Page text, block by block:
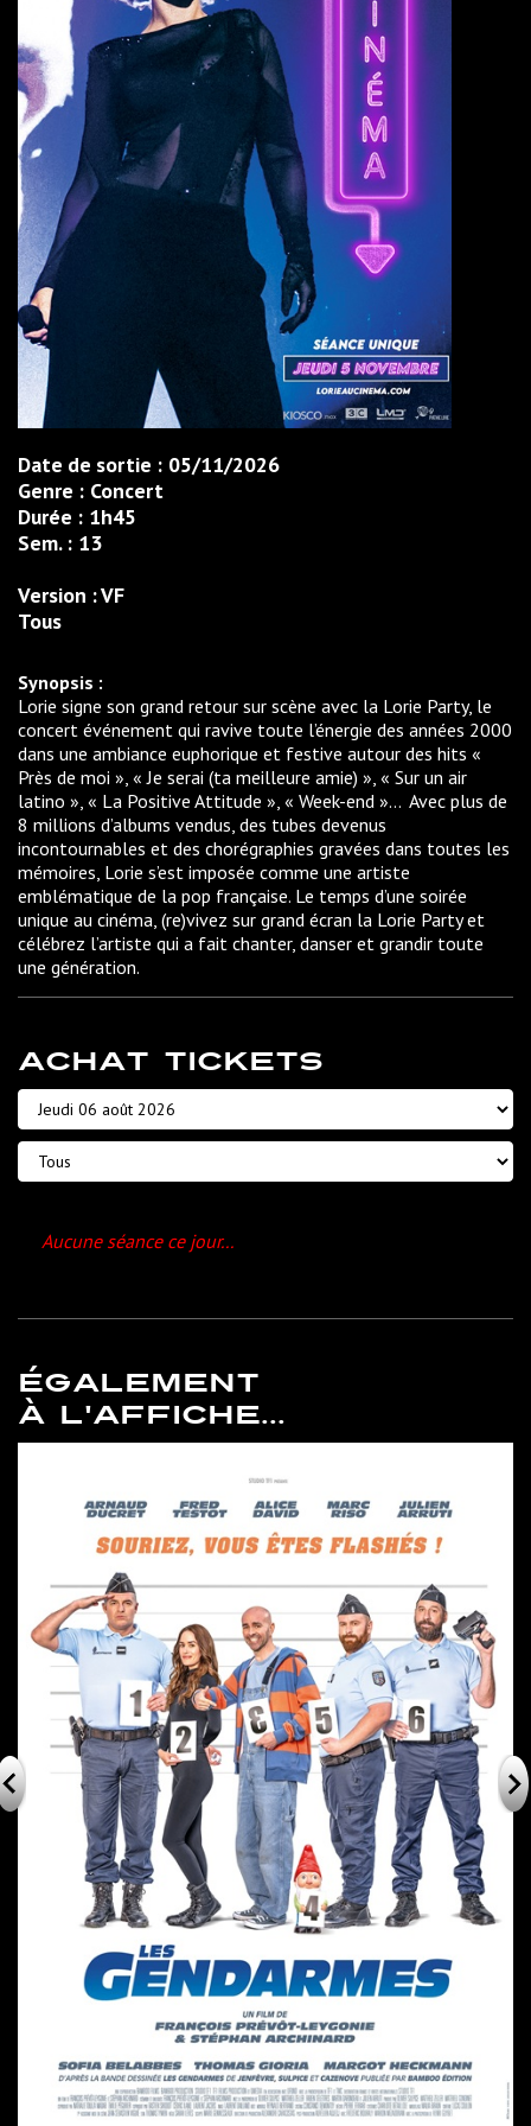
Date de sortie : 05/11/2026
Genre : Concert
Durée : 1h45
Sem. : 13
Version : VF
Tous
Synopsis :
Lorie signe son grand retour sur scène avec la Lorie Party, le
concert événement qui ravive toute l’énergie des années 2000
dans une ambiance euphorique et festive autour des hits «
Près de moi », « Je serai (ta meilleure amie) », « Sur un air
latino », « La Positive Attitude », « Week-end »… Avec plus de
8 millions d’albums vendus, des tubes devenus
incontournables et des chorégraphies gravées dans toutes les
mémoires, Lorie s’est imposée comme une artiste
emblématique de la pop française. Le temps d’une soirée
unique au cinéma, (re)vivez sur grand écran la Lorie Party et
célébrez l’artiste qui a fait chanter, danser et grandir toute
une génération.
ACHAT TICKETS
Aucune séance ce jour...
ÉGALEMENT
À L'AFFICHE...